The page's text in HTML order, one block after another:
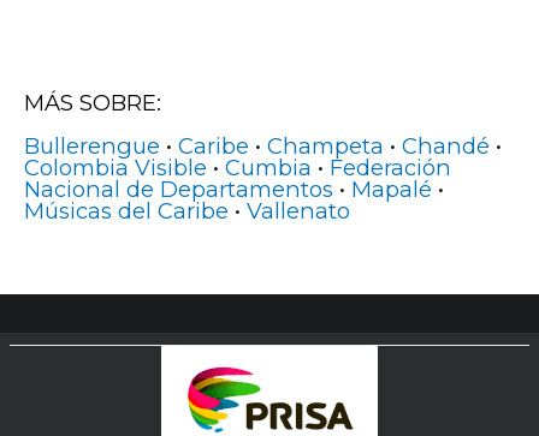
MÁS SOBRE:
Bullerengue • Caribe • Champeta • Chandé •
Colombia Visible • Cumbia • Federación
Nacional de Departamentos • Mapalé •
Músicas del Caribe • Vallenato